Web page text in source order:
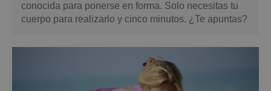
conocida para ponerse en forma. Solo necesitas tu
cuerpo para realizarlo y cinco minutos. ¿Te apuntas?